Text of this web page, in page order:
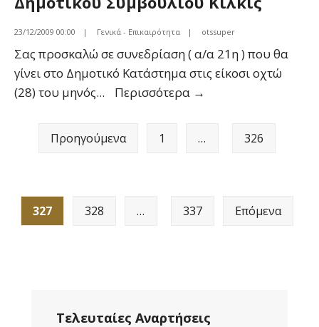
23/12/2009 00:00 | Γενικά - Επικαιρότητα | otssuper
Σας προσκαλώ σε συνεδρίαση ( α/α 21η ) που θα
γίνει στο Δημοτικό Κατάστημα στις είκοσι οχτώ
(28) του μηνός... Περισσότερα →
συνεδρίαση
Κιλκίς
άρθρωνΠροηγούμενα 1 … 326
327 328 … 337 Επόμενα
Τελευταίες Αναρτήσεις